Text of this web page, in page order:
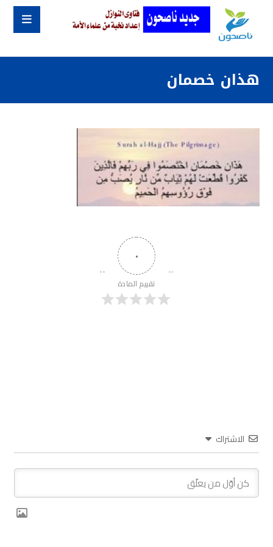
هذان خصمان
٠
تقييم المادة
الاشتراك